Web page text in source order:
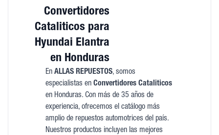
Convertidores
Cataliticos para
Hyundai Elantra
en Honduras
En ALLAS REPUESTOS, somos
especialistas en Convertidores Cataliticos
en Honduras. Con más de 35 años de
experiencia, ofrecemos el catálogo más
amplio de repuestos automotrices del país.
Nuestros productos incluyen las mejores